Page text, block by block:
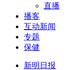
直播
播客
互动新闻
专题
保健
新明日报